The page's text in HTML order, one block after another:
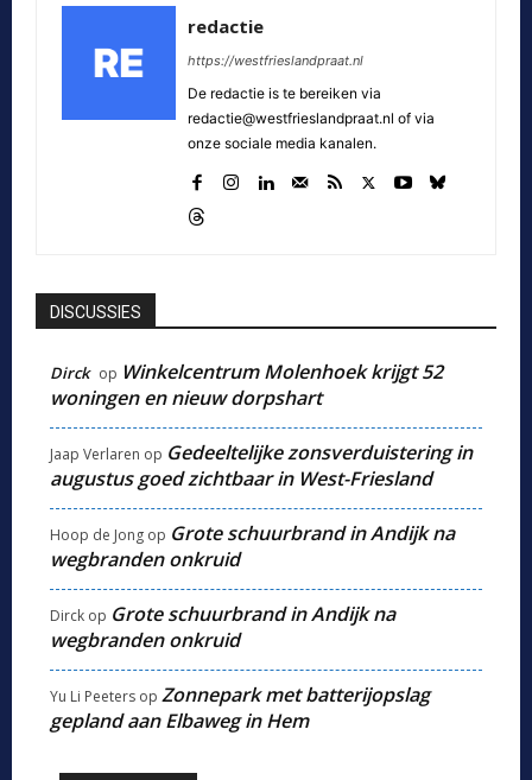
redactie
https://westfrieslandpraat.nl
De redactie is te bereiken via
redactie@westfrieslandpraat.nl of via
onze sociale media kanalen.
DISCUSSIES
Dirck op Winkelcentrum Molenhoek krijgt 52
woningen en nieuw dorpshart
Jaap Verlaren op Gedeeltelijke zonsverduistering in
augustus goed zichtbaar in West-Friesland
Hoop de Jong op Grote schuurbrand in Andijk na
wegbranden onkruid
Dirck op Grote schuurbrand in Andijk na
wegbranden onkruid
Yu Li Peeters op Zonnepark met batterijopslag
gepland aan Elbaweg in Hem